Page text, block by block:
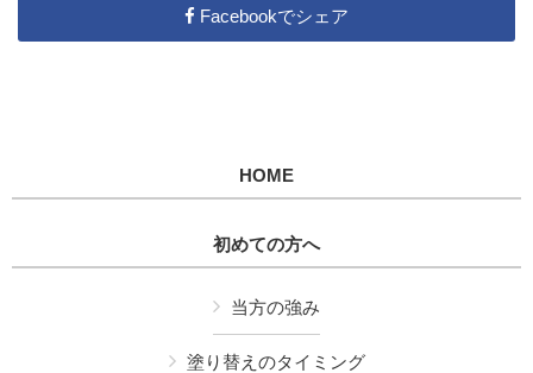
Facebookでシェア
HOME
初めての方へ
当方の強み
塗り替えのタイミング